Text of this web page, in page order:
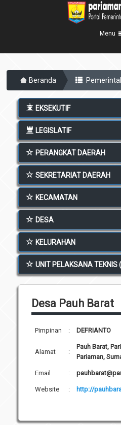
Menu
Profil
Perangkat
Sekretariat
Unit Pelaksana
Beranda
EKSEKUTIF
LEGISLATIF
PERANGKAT DAERAH
SEKRETARIAT DAERAH
KECAMATAN
DESA
KELURAHAN
UNIT PELAKSANA TEKNIS
Desa Pauh Barat
Pimpinan : DEFRIANTO
Alamat :
Pauh Barat,
Pariaman,
Email :
Website : http://